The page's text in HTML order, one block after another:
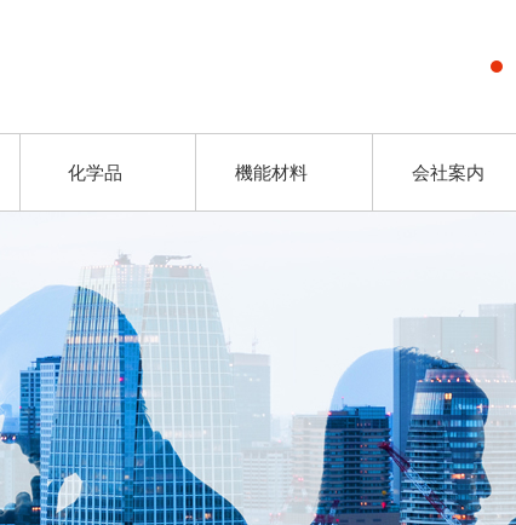
化学品 機能材料 会社案内